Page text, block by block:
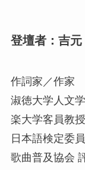
登壇者：吉元
作詞家／作家
淑徳大学人文
楽大学客員教授
日本語検定委
歌曲普及協会